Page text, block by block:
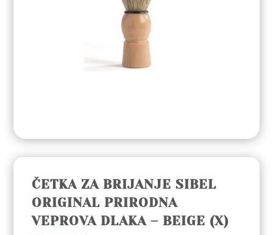
ČETKA ZA BRIJANJE SIBEL
ORIGINAL PRIRODNA
VEPROVA DLAKA – BEIGE (X)